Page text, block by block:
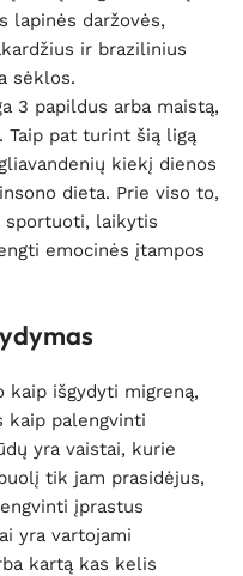
lapinės daržovės,
ir brazilinius
sėklos.
3 papildus arba maistą,
Taip pat turint šią ligą
kiekį dienos
dieta. Prie viso to,
sportuoti, laikytis
emocinės įtampos
kaip išgydyti migreną,
kaip palengvinti
yra vaistai, kurie
tik jam prasidėjus,
įprastus
yra vartojami
kartą kas kelis